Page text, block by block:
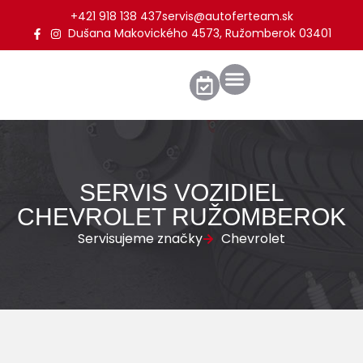
+421 918 138 437servis@autoferteam.sk
Dušana Makovického 4573, Ružomberok 03401
SERVIS VOZIDIEL
CHEVROLET RUŽOMBEROK
Servisujeme značky Chevrolet